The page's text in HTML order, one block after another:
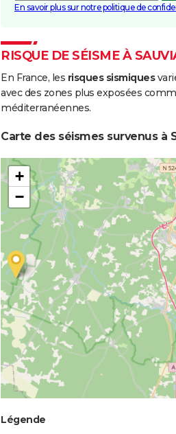
En savoir plus sur notre politique de
RISQUE DE SÉISME À
En France, les risques sismiques
avec des zones plus exposées
méditerranéennes.
Carte des séismes survenus à
+
−
Légende